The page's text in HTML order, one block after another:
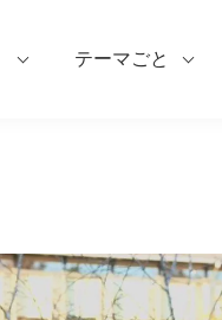
テーマごと